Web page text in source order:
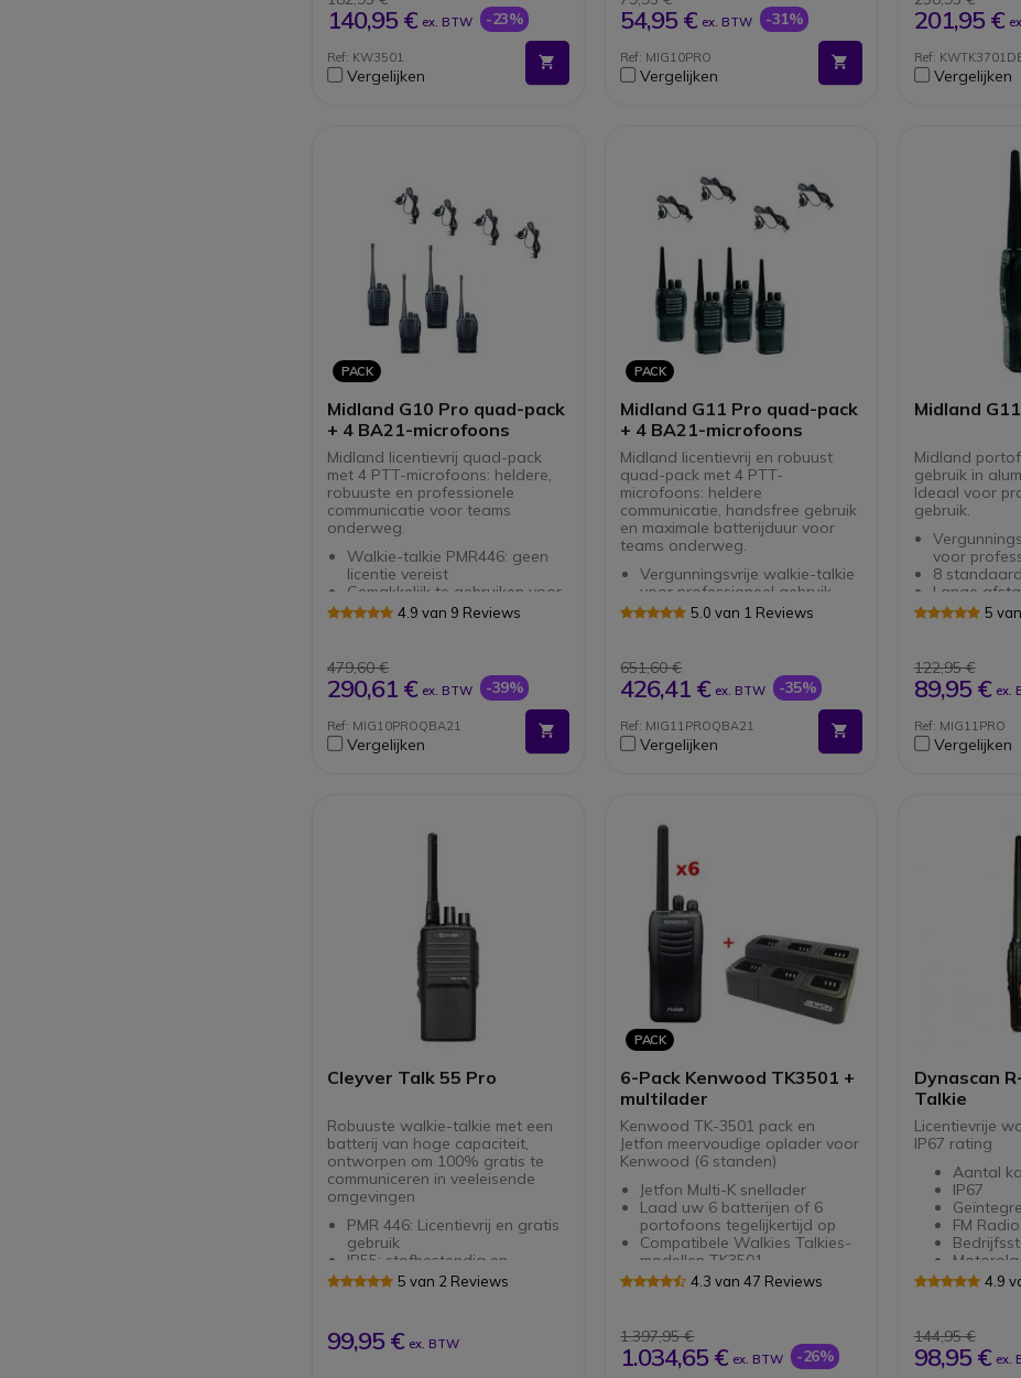
Levensduur accu
(stroombesparingsmodus aan)
Levensduur accu
(stroombesparingsmodus uit)
140,95 € ex. BTW -23%
Ref: KW3501
Vergelijken
446.00625-446.19375 MHz
Traditionele band: 446 00625-
Auto Power Save-functie voor
automatische
54,95 € ex. BTW -31%
Ref: MIG10PRO
Vergelijken
standaarden
DSP
VOX- en
201,95 €
Ref:
Vergelijken
PACK
Midland G10 Pro quad-pack
+ 4 BA21-microfoons
Midland licentievrij quad-pack
met 4 PTT-microfoons: heldere,
robuuste en professionele
communicatie voor teams
onderweg.
Walkie-talkie PMR446: geen
licentie vereist
Gemakkelijk te gebruiken voor
onervaren gebruikers
vermogensniveaus
Verstelbaar oortje met
oorhaak en microfoon
Ergonomisch en comfortabel
4.9 van 9 Reviews
479,60 €
290,61 € ex. BTW -39%
Ref: MIG10PROQBA21
Vergelijken
PACK
Midland G11 Pro quad-pack
+ 4 BA21-microfoons
Midland licentievrij en robuust
quad-pack met 4 PTT-
microfoons: heldere
communicatie, handsfree gebruik
en maximale batterijduur voor
teams onderweg.
Vergunningsvrije walkie-talkie
voor professioneel gebruik
8 standaard PMR446 kanalen
oorhaak en microfoon
Met PTT-knop
Ergonomisch en comfortabel
5.0 van 1 Reviews
651,60 €
426,41 € ex. BTW -35%
Ref: MIG11PROQBA21
Vergelijken
Midland
Midland
gebruik in
Ideaal voor
gebruik.
voor
8
Lange
VOX-functie
(optioneel)
5
122,95 €
89,95 € ex.
Ref: MIG11PRO
Vergelijken
Cleyver Talk 55 Pro
Robuuste walkie-talkie met een
batterij van hoge capaciteit,
ontworpen om 100% gratis te
communiceren in veeleisende
omgevingen
PMR 446: Licentievrij en gratis
gebruik
IP55: stofbestendig en
waterbestendig
(programmeermogelijkheden)
VOX-functie voor handsfree
5 van 2 Reviews
99,95 € ex. BTW
PACK
6-Pack Kenwood TK3501 +
multilader
Kenwood TK-3501 pack en
Jetfon meervoudige oplader voor
Kenwood (6 standen)
Jetfon Multi-K snellader
Laad uw 6 batterijen of 6
portofoons tegelijkertijd op
Compatibele Walkies Talkies-
modellen TK3501
4.3 van 47 Reviews
1.397,95 €
1.034,65 € ex. BTW -26%
Dynascan
Talkie
Licentievrije
IP67 rating
Aantal
IP67
FM Radio
4.9
144,95 €
98,95 € ex.